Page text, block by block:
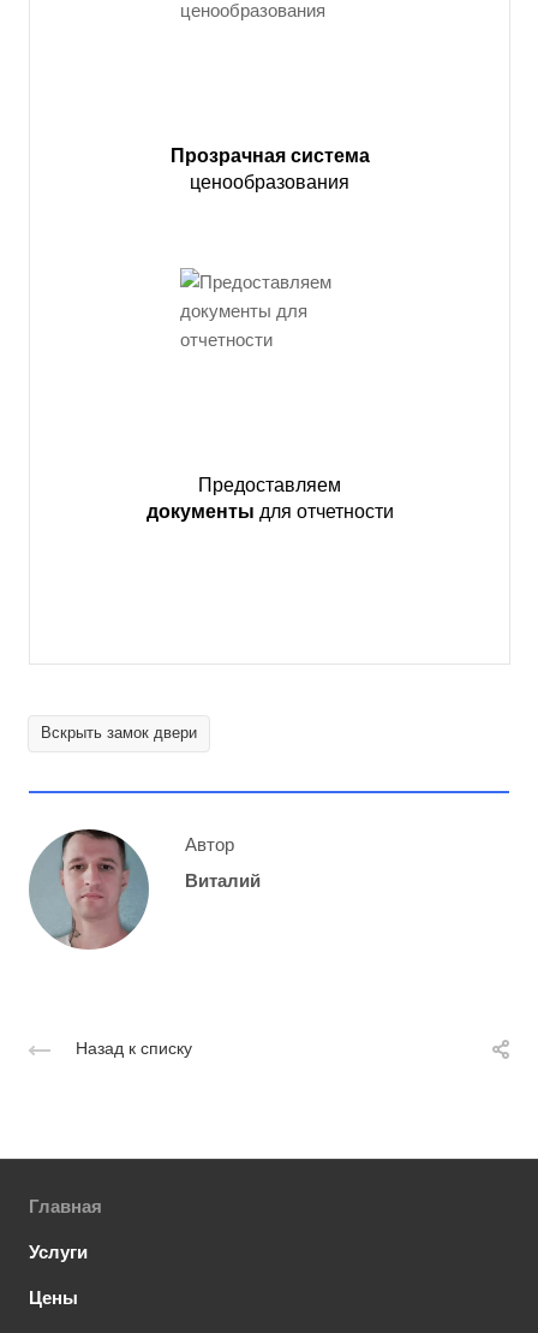
Прозрачная система
ценообразования
Предоставляем
документы для отчетности
Вскрыть замок двери
Автор
Виталий
Назад к списку
Главная
Услуги
Цены